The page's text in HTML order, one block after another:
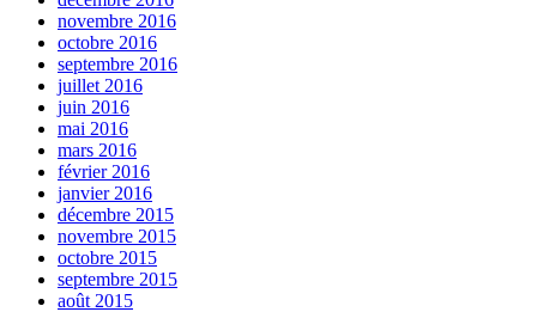
novembre 2016
octobre 2016
septembre 2016
juillet 2016
juin 2016
mai 2016
mars 2016
février 2016
janvier 2016
décembre 2015
novembre 2015
octobre 2015
septembre 2015
août 2015